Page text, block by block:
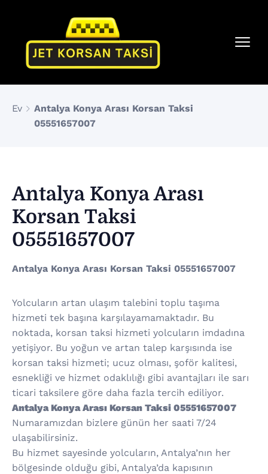
Ev
Antalya Konya Arası Korsan Taksi
05551657007
Antalya Konya Arası
Korsan Taksi
05551657007
Antalya Konya Arası Korsan Taksi 05551657007
Yolcuların artan ulaşım talebini toplu taşıma
hizmeti tek başına karşılayamamaktadır. Bu
noktada, korsan taksi hizmeti yolcuların imdadına
yetişiyor. Bu yoğun ve artan talep karşısında ise
korsan taksi hizmeti; ucuz olması, şoför kalitesi,
esnekliği ve hizmet odaklılığı gibi avantajları ile sarı
ticari taksilere göre daha fazla tercih ediliyor.
Antalya Konya Arası Korsan Taksi 05551657007
Numaramızdan bizlere günün her saati 7/24
ulaşabilirsiniz.
Bu hizmet sayesinde yolcuların, Antalya’nın her
bölgesinde olduğu gibi, Antalya’da kapısının